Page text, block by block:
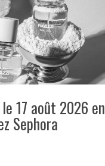
17 août 2026 en
Sephora